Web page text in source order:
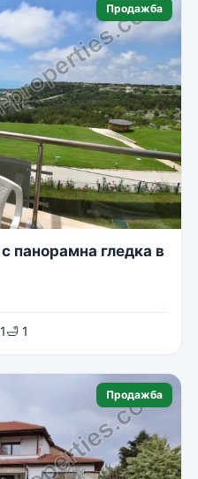
Продажба
панорамна гледка в
🛁 1
Продажба